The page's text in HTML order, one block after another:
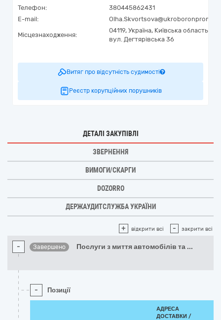
Телефон:
380445862431
E-mail:
Місцезнаходження:
04119, Україна, Київська область,
вул. Дегтярівська 36
Витяг про відсутність судимості
Реєстр корупційних порушників
ДЕТАЛІ ЗАКУПІВЛІ
ЗВЕРНЕННЯ
ВИМОГИ/СКАРГИ
DOZORRO
ДЕРЖАУДИТСЛУЖБА УКРАЇНИ
+ відкрити всі - закрити всі
- Завершено Послуги з миття автомобілів та ...
- Позиції
АДРЕСА
ДОСТАВКИ /